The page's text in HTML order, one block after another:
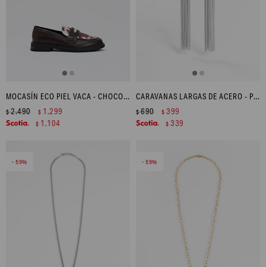
MOCASÍN ECO PIEL VACA - CHOCOLATE
$2.490 $ 1.299
$ 1.104
CARAVANAS LARGAS DE ACERO - PLATEADO
$690 $ 399
$ 339
59 59